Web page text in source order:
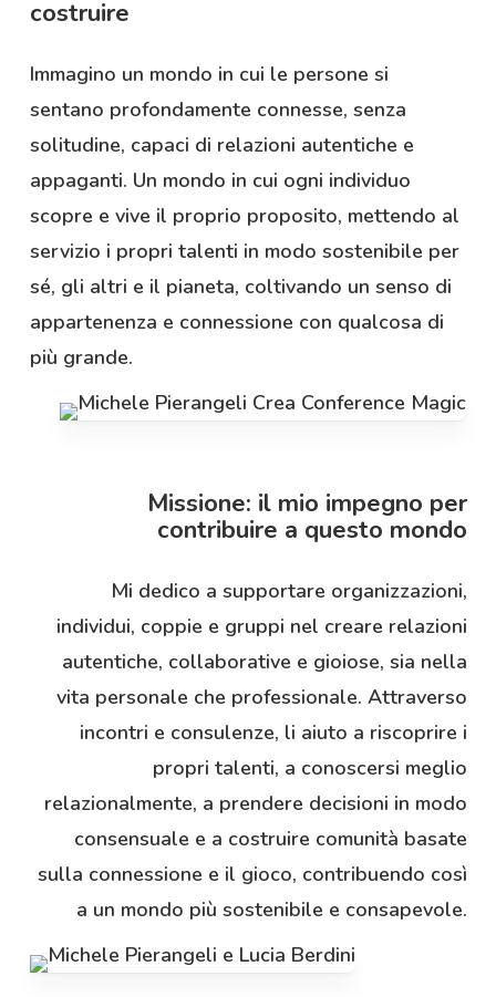
costruire
Immagino un mondo in cui le persone si
sentano profondamente connesse, senza
solitudine, capaci di relazioni autentiche e
appaganti. Un mondo in cui ogni individuo
scopre e vive il proprio proposito, mettendo al
servizio i propri talenti in modo sostenibile per
sé, gli altri e il pianeta, coltivando un senso di
appartenenza e connessione con qualcosa di
più grande.
Missione: il mio impegno per
contribuire a questo mondo
Mi dedico a supportare organizzazioni,
individui, coppie e gruppi nel creare relazioni
autentiche, collaborative e gioiose, sia nella
vita personale che professionale. Attraverso
incontri e consulenze, li aiuto a riscoprire i
propri talenti, a conoscersi meglio
relazionalmente, a prendere decisioni in modo
consensuale e a costruire comunità basate
sulla connessione e il gioco, contribuendo così
a un mondo più sostenibile e consapevole.